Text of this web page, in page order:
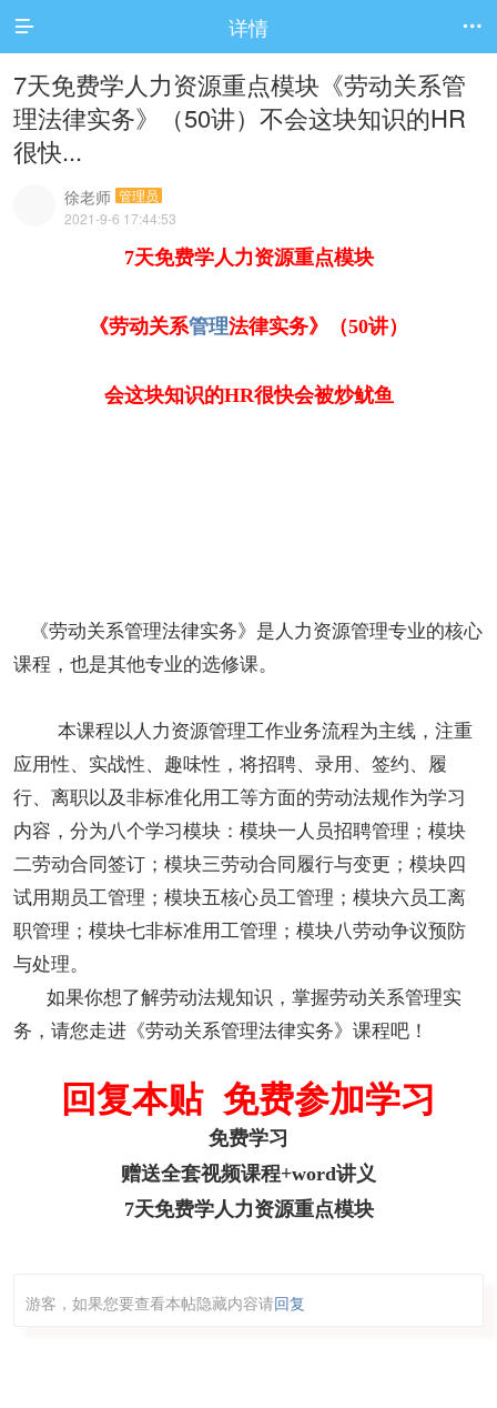
 详情 
7天免费学人力资源重点模块《劳动关系管
理法律实务》（50讲）不会这块知识的HR
很快...
徐老师 管理员
2021-9-6 17:44:53
7天免费学人力资源重点模块
《劳动关系管理法律实务》（50讲）
会这块知识的HR很快会被炒鱿鱼
《劳动关系管理法律实务》是人力资源管理专业的核心
课程，也是其他专业的选修课。
本课程以人力资源管理工作业务流程为主线，注重
应用性、实战性、趣味性，将招聘、录用、签约、履
行、离职以及非标准化用工等方面的劳动法规作为学习
内容，分为八个学习模块：模块一人员招聘管理；模块
二劳动合同签订；模块三劳动合同履行与变更；模块四
试用期员工管理；模块五核心员工管理；模块六员工离
职管理；模块七非标准用工管理；模块八劳动争议预防
与处理。
如果你想了解劳动法规知识，掌握劳动关系管理实
务，请您走进《劳动关系管理法律实务》课程吧！
回复本贴 免费参加学习
免费学习
赠送全套视频课程+word讲义
7天免费学人力资源重点模块
游客，如果您要查看本帖隐藏内容请回复